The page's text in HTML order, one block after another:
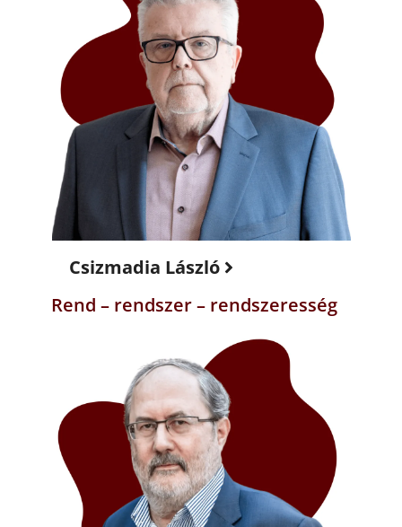
Csizmadia László
Rend – rendszer – rendszeresség